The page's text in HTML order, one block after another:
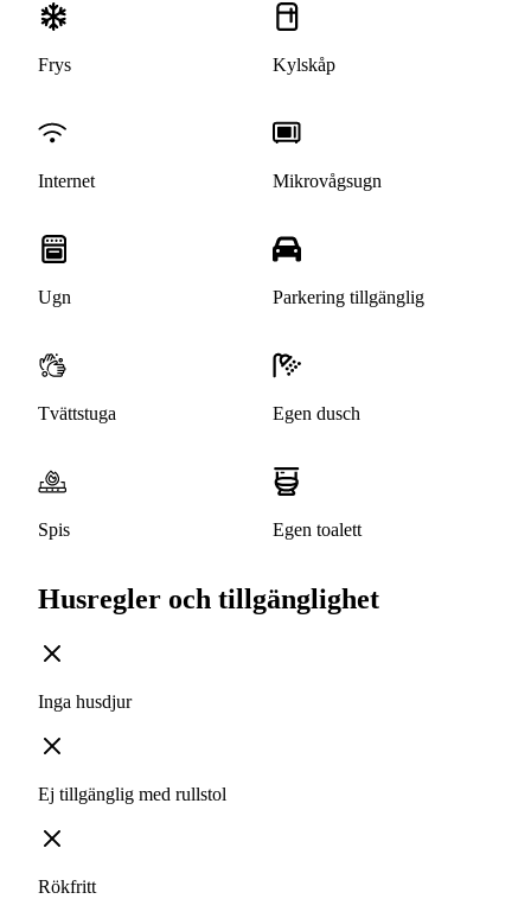
Frys Kylskåp
Internet Mikrovågsugn
Ugn Parkering tillgänglig
Tvättstuga Egen dusch
Spis Egen toalett
Husregler och tillgänglighet
Inga husdjur
Ej tillgänglig med rullstol
Rökfritt